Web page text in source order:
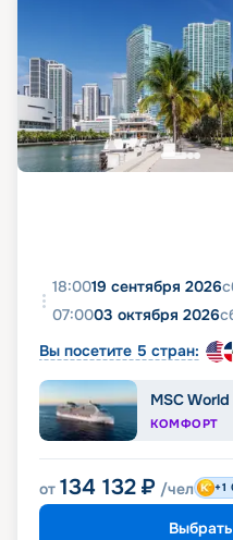
18:0019 сентября 2026
07:0003 октября 2026
Вы посетите 5 стран:
MSC
КОМФОРТ
от 134 132 ₽ /чел +1